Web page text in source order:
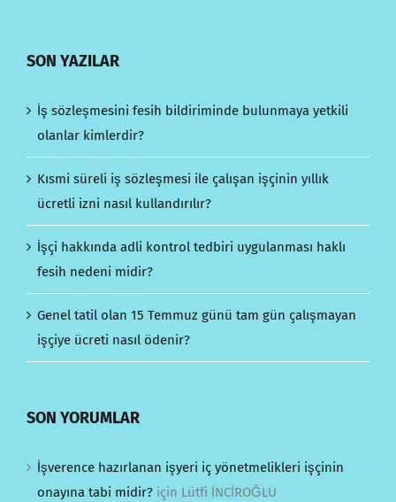
SON YAZILAR
İş sözleşmesini fesih bildiriminde bulunmaya yetkili
olanlar kimlerdir?
Kısmi süreli iş sözleşmesi ile çalışan işçinin yıllık
ücretli izni nasıl kullandırılır?
İşçi hakkında adli kontrol tedbiri uygulanması haklı
fesih nedeni midir?
Genel tatil olan 15 Temmuz günü tam gün çalışmayan
işçiye ücreti nasıl ödenir?
SON YORUMLAR
İşverence hazırlanan işyeri iç yönetmelikleri işçinin
onayına tabi midir? için Lütfi İNCİROĞLU